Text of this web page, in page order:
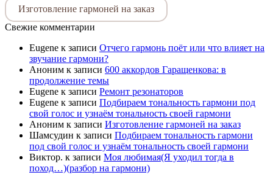
Изготовление гармоней на заказ
Свежие комментарии
Eugene к записи Отчего гармонь поёт или что влияет на
звучание гармони?
Аноним к записи 600 аккордов Гаращенкова: в
продолжение темы
Eugene к записи Ремонт резонаторов
Eugene к записи Подбираем тональность гармони под
свой голос и узнаём тональность своей гармони
Аноним к записи Изготовление гармоней на заказ
Шамсудин к записи Подбираем тональность гармони
под свой голос и узнаём тональность своей гармони
Виктор. к записи Моя любимая(Я уходил тогда в
поход…)(разбор на гармони)